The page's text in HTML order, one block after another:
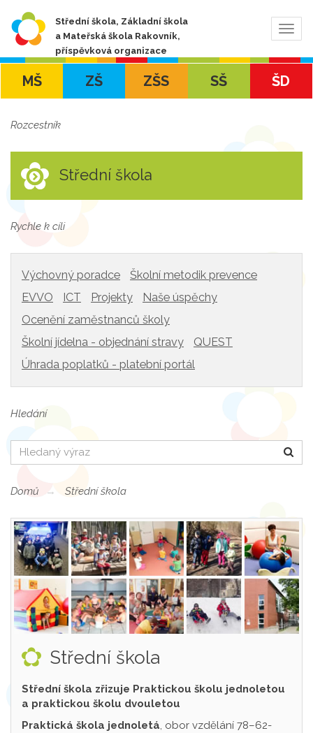
Střední škola, Základní škola
a Mateřská škola Rakovník,
příspěvková organizace
MŠ ZŠ ZŠS SŠ ŠD
Rozcestník
Střední škola
Rychle k cíli
Výchovný poradce
Školní metodik prevence
EVVO
ICT Projekty
Naše úspěchy
Ocenění zaměstnanců školy
Školní jídelna - objednání stravy
QUEST
Úhrada poplatků - platební portál
Hledání
Hledat
Domů Střední škola
Střední škola
Střední škola zřizuje Praktickou školu jednoletou
a praktickou školu dvouletou
Praktická škola jednoletá, obor vzdělání 78–62-